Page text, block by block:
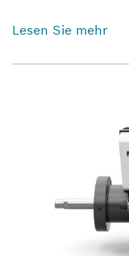
Lesen Sie mehr